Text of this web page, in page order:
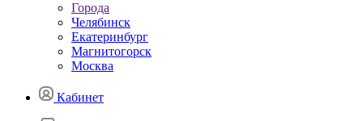
Города
Челябинск
Екатеринбург
Магнитогорск
Москва
Кабинет